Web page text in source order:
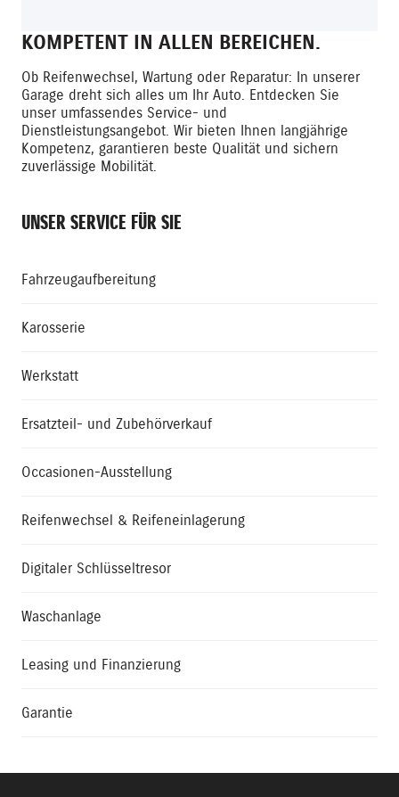
KOMPETENT IN ALLEN BEREICHEN.
Ob Reifenwechsel, Wartung oder Reparatur: In unserer
Garage dreht sich alles um Ihr Auto. Entdecken Sie
unser umfassendes Service- und
Dienstleistungsangebot. Wir bieten Ihnen langjährige
Kompetenz, garantieren beste Qualität und sichern
zuverlässige Mobilität.
UNSER SERVICE FÜR SIE
Fahrzeugaufbereitung
Karosserie
Werkstatt
Ersatzteil- und Zubehörverkauf
Occasionen-Ausstellung
Reifenwechsel & Reifeneinlagerung
Digitaler Schlüsseltresor
Waschanlage
Leasing und Finanzierung
Garantie